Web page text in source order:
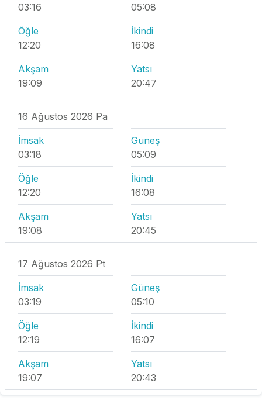
03:16
05:08
Öğle
12:20
İkindi
16:08
Akşam
19:09
Yatsı
20:47
16 Ağustos 2026 Pa
İmsak
03:18
Güneş
05:09
Öğle
12:20
İkindi
16:08
Akşam
19:08
Yatsı
20:45
17 Ağustos 2026 Pt
İmsak
03:19
Güneş
05:10
Öğle
12:19
İkindi
16:07
Akşam
19:07
Yatsı
20:43